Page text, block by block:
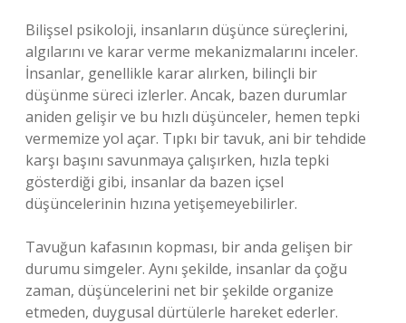
Bilişsel psikoloji, insanların düşünce süreçlerini,
algılarını ve karar verme mekanizmalarını inceler.
İnsanlar, genellikle karar alırken, bilinçli bir
düşünme süreci izlerler. Ancak, bazen durumlar
aniden gelişir ve bu hızlı düşünceler, hemen tepki
vermemize yol açar. Tıpkı bir tavuk, ani bir tehdide
karşı başını savunmaya çalışırken, hızla tepki
gösterdiği gibi, insanlar da bazen içsel
düşüncelerinin hızına yetişemeyebilirler.
Tavuğun kafasının kopması, bir anda gelişen bir
durumu simgeler. Aynı şekilde, insanlar da çoğu
zaman, düşüncelerini net bir şekilde organize
etmeden, duygusal dürtülerle hareket ederler.